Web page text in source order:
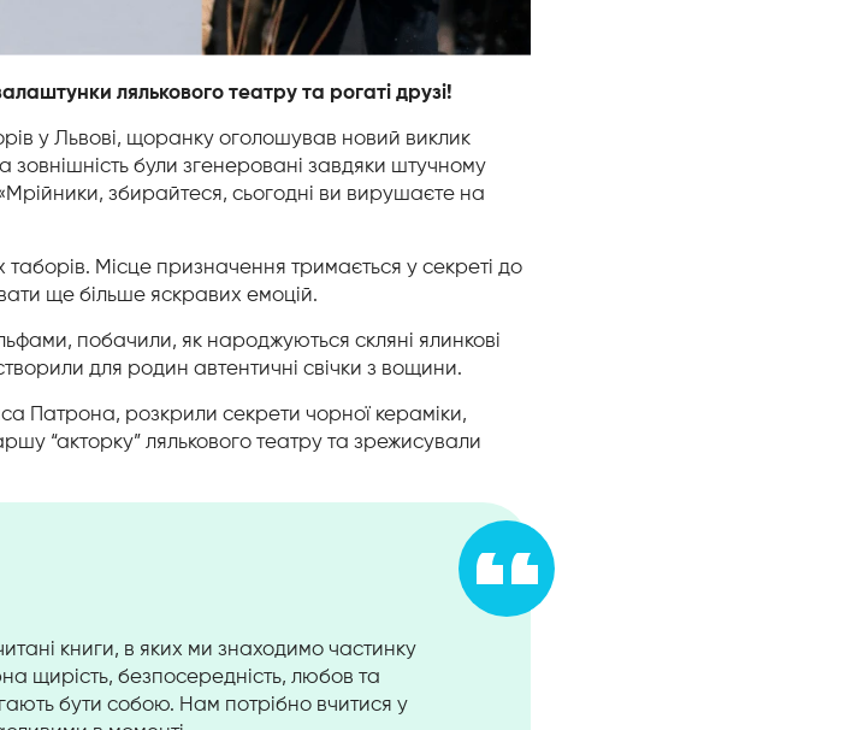
лялькового театру та рогаті друзі!
у Львові, щоранку оголошував новий виклик
зовнішність були згенеровані завдяки штучному
Мрійники, збирайтеся, сьогодні ви вирушаєте на
Місце призначення тримається у секреті до
ще більше яскравих емоцій.
побачили, як народжуються скляні ялинкові
для родин автентичні свічки з вощини.
Патрона, розкрили секрети чорної кераміки,
“акторку” лялькового театру та зрежисували
книги, в яких ми знаходимо частинку
щирість, безпосередність, любов та
бути собою. Нам потрібно вчитися у